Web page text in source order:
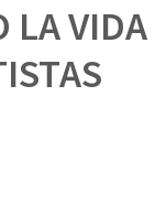
LA VIDA